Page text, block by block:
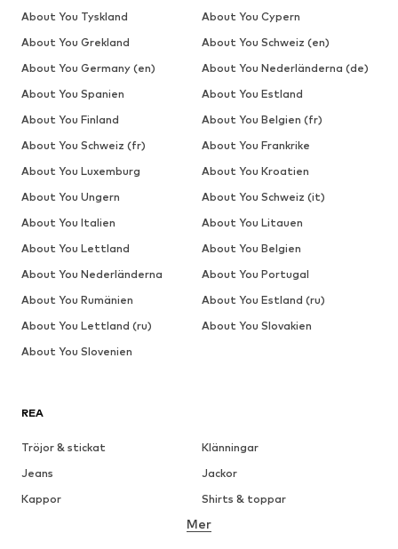
REA
Tröjor & stickat
Klänningar
Jeans
Jackor
Kappor
Shirts & toppar
Underkläder
Mer
About You Tyskland
About You Cypern
About You Grekland
About You Schweiz (en)
About You Germany (en)
About You Nederländerna (de)
About You Spanien
About You Estland
About You Finland
About You Belgien (fr)
About You Schweiz (fr)
About You Frankrike
About You Luxemburg
About You Kroatien
About You Ungern
About You Schweiz (it)
About You Italien
About You Litauen
About You Lettland
About You Belgien
About You Nederländerna
About You Portugal
About You Rumänien
About You Estland (ru)
About You Lettland (ru)
About You Slovakien
About You Slovenien